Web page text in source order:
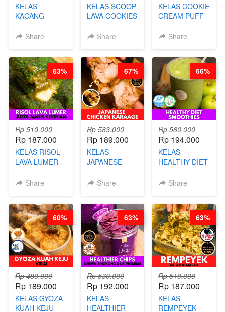
KELAS
KACANG
KACANG
Share
KELAS SCOOP
LAVA COOKIES
Share
KELAS COOKIE
CREAM PUFF -
B’PAPA-BY
Share
Rp 510.000
Rp 187.000
KELAS RISOL
LAVA LUMER -
KEKINIAN-BY
Share
63%
Rp 583.000
Rp 189.000
KELAS
JAPANESE
KARAAGE - BY
Share
67%
Rp 580.000
Rp 194.000
KELAS
HEALTHY DIET
BY BARISTA
Share
66%
Rp 480.000
Rp 189.000
KELAS GYOZA
KUAH KEJU
60%
Rp 530.000
Rp 192.000
KELAS
HEALTHIER
63%
Rp 510.000
Rp 187.000
KELAS
REMPEYEK
63%